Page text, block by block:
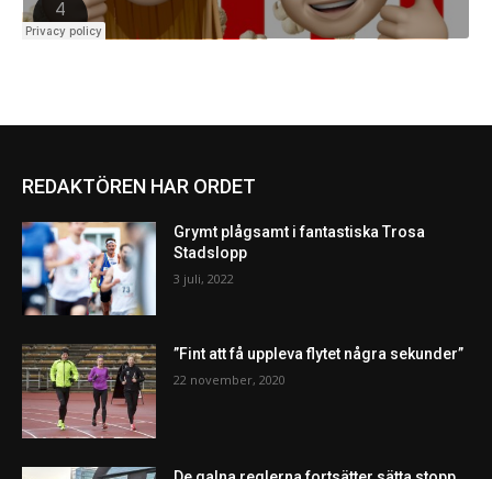
REDAKTÖREN HAR ORDET
Grymt plågsamt i fantastiska Trosa
Stadslopp
3 juli, 2022
”Fint att få uppleva flytet några sekunder”
22 november, 2020